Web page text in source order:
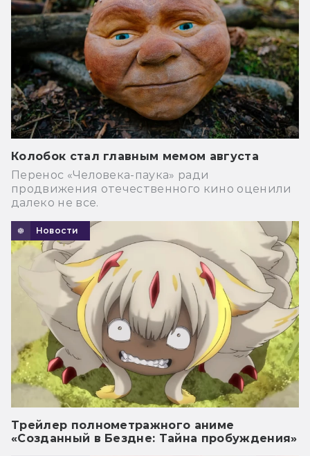
Колобок стал главным мемом августа
Перенос «Человека-паука» ради
продвижения отечественного кино оценили
далеко не все.
Новости
Трейлер полнометражного аниме
«Созданный в Бездне: Тайна пробуждения»